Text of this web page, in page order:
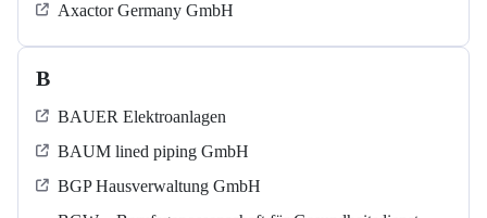
Axactor Germany GmbH
B
BAUER Elektroanlagen
BAUM lined piping GmbH
BGP Hausverwaltung GmbH